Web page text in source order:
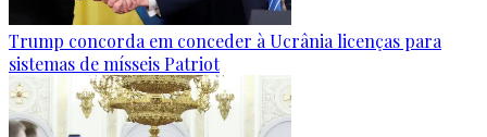
Trump concorda em conceder à Ucrânia licenças para
sistemas de mísseis Patriot